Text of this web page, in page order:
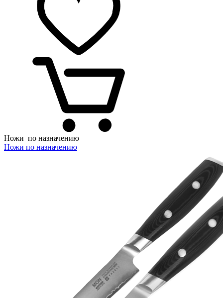
Ножи по назначению
Ножи по назначению